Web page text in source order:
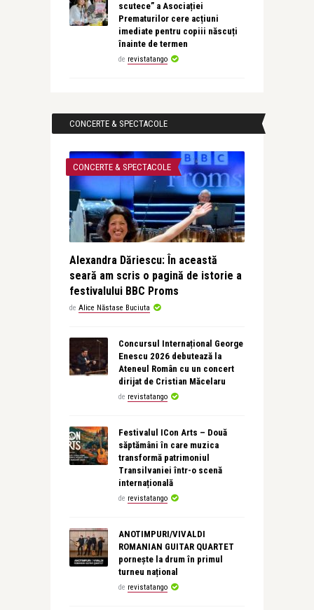
scutece” a Asociației
Prematurilor cere acțiuni
imediate pentru copiii născuți
înainte de termen
de revistatango
CONCERTE & SPECTACOLE
CONCERTE & SPECTACOLE
Alexandra Dăriescu: În această
seară am scris o pagină de istorie a
festivalului BBC Proms
de Alice Năstase Buciuta
Concursul Internațional George
Enescu 2026 debutează la
Ateneul Român cu un concert
dirijat de Cristian Măcelaru
de revistatango
Festivalul ICon Arts – Două
săptămâni în care muzica
transformă patrimoniul
Transilvaniei într-o scenă
internațională
de revistatango
ANOTIMPURI/VIVALDI
ROMANIAN GUITAR QUARTET
pornește la drum în primul
turneu național
de revistatango